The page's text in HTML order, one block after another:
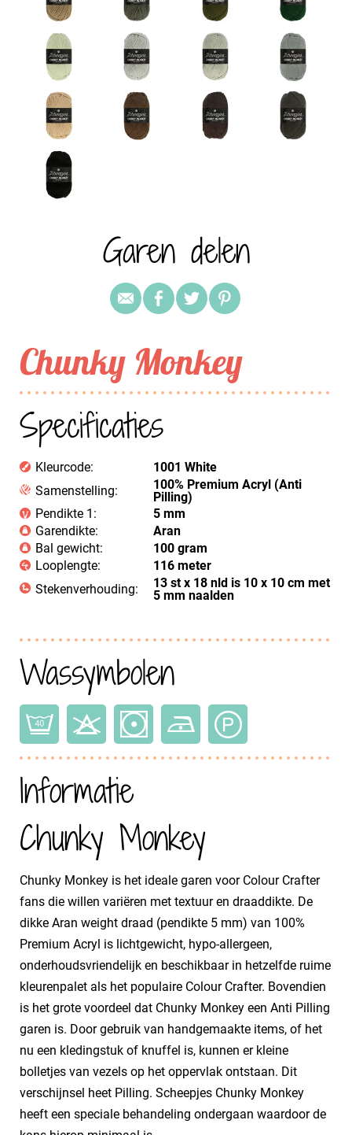
Garen delen
Chunky Monkey
Specificaties
Kleurcode:
1001 White
Samenstelling:
100% Premium Acryl (Anti
Pilling)
Pendikte 1:
5 mm
Garendikte:
Aran
Bal gewicht:
100 gram
Looplengte:
116 meter
Stekenverhouding:
13 st x 18 nld is 10 x 10 cm met
5 mm naalden
Wassymbolen
Informatie
Chunky Monkey
Chunky Monkey is het ideale garen voor Colour Crafter
fans die willen variëren met textuur en draaddikte. De
dikke Aran weight draad (pendikte 5 mm) van 100%
Premium Acryl is lichtgewicht, hypo-allergeen,
onderhoudsvriendelijk en beschikbaar in hetzelfde ruime
kleurenpalet als het populaire Colour Crafter. Bovendien
is het grote voordeel dat Chunky Monkey een Anti Pilling
garen is. Door gebruik van handgemaakte items, of het
nu een kledingstuk of knuffel is, kunnen er kleine
bolletjes van vezels op het oppervlak ontstaan. Dit
verschijnsel heet Pilling. Scheepjes Chunky Monkey
heeft een speciale behandeling ondergaan waardoor de